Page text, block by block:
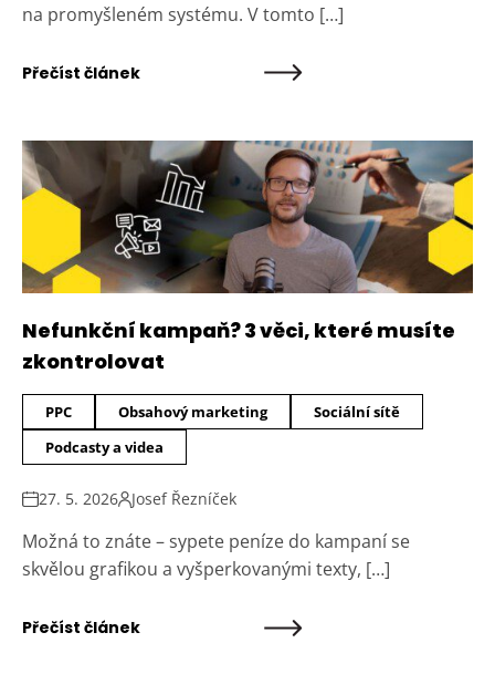
na promyšleném systému. V tomto […]
Přečíst článek
Nefunkční kampaň? 3 věci, které musíte
zkontrolovat
PPC Obsahový marketing
Sociální sítě
Podcasty a videa
27. 5. 2026 Josef Řezníček
Možná to znáte – sypete peníze do kampaní se
skvělou grafikou a vyšperkovanými texty, […]
Přečíst článek